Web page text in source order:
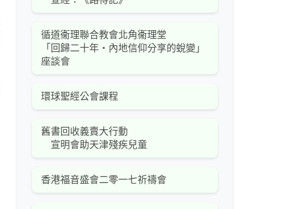
循道衞理聯合教會北角衞理堂
「回歸二十年‧內地信仰分享的蛻變」
座談會
環球聖經公會課程
舊書回收義賣大行動
宣明會助天津殘疾兒童
香港福音盛會二零一七祈禱會